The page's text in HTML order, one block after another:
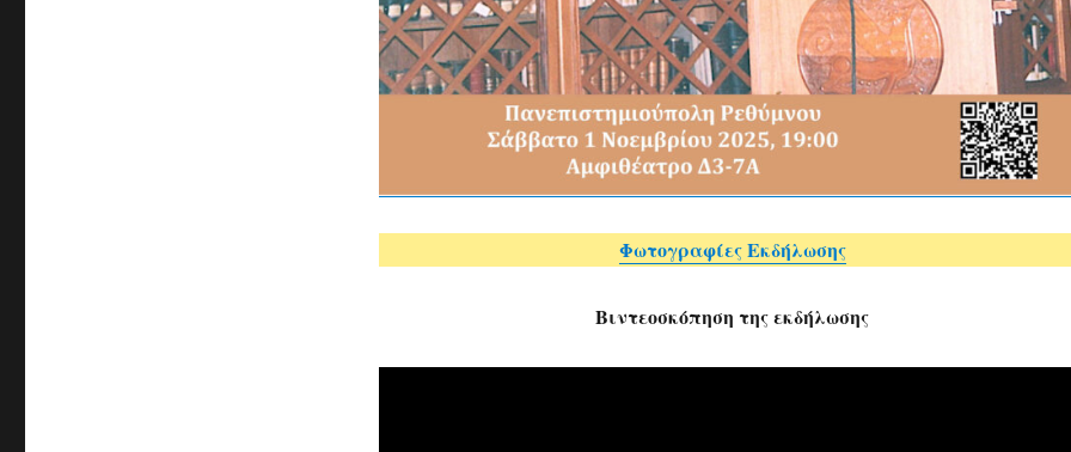
Φωτογραφίες Εκδήλωσης
Βιντεοσκόπηση της εκδήλωσης